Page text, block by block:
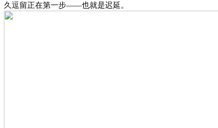
久逗留正在第一步——也就是迟延。